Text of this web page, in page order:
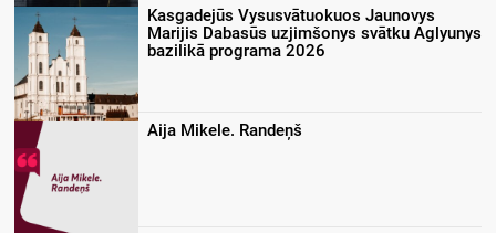
Kasgadejūs Vysusvātuokuos Jaunovys
Marijis Dabasūs uzjimšonys svātku Aglyunys
bazilikā programa 2026
Aija Mikele. Randeņš